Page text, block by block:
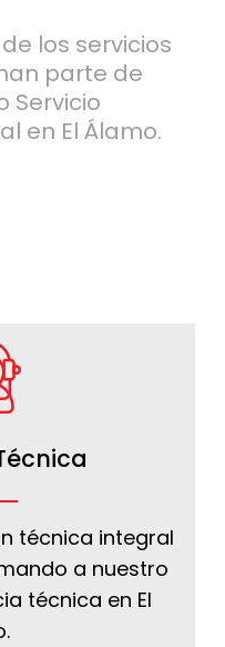
los servicios
parte de
Servicio
en El Álamo.
técnica integral
a nuestro
técnica en El